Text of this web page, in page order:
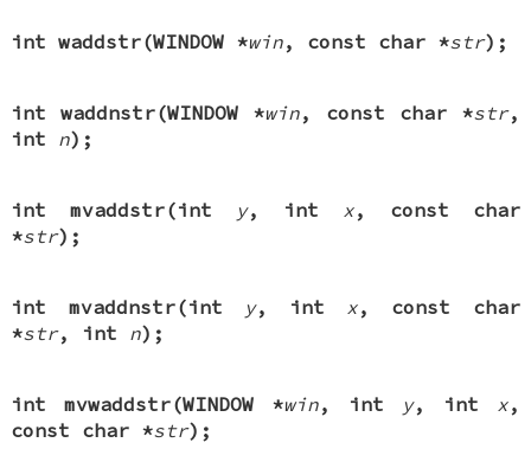
int waddstr(WINDOW *win, const char *str);
int waddnstr(WINDOW *win, const char *str,
int n);
int mvaddstr(int y, int x, const char
*str);
int mvaddnstr(int y, int x, const char
*str, int n);
int mvwaddstr(WINDOW *win, int y, int x,
const char *str);